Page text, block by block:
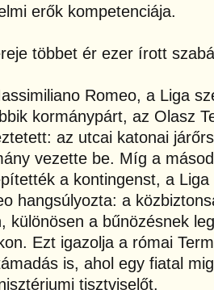
erők kompetenciája.
többet ér ezer írott
Romeo, a Liga
kormánypárt, az Olasz
az utcai katonai
vezette be. Míg a
a kontingenst, a
hangsúlyozta: a
különösen a bűnözésnek
Ezt igazolja a római
is, ahol egy fiatal
tisztviselőt.